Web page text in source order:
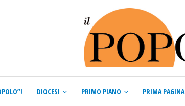
DIOCESI PRIMO PIANO PRIMA PAGINA